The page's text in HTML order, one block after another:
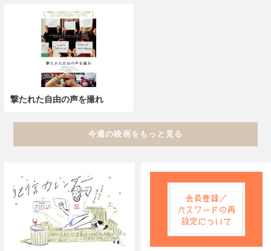
撃たれた自由の声を撮れ
今週の映画をもっと見る